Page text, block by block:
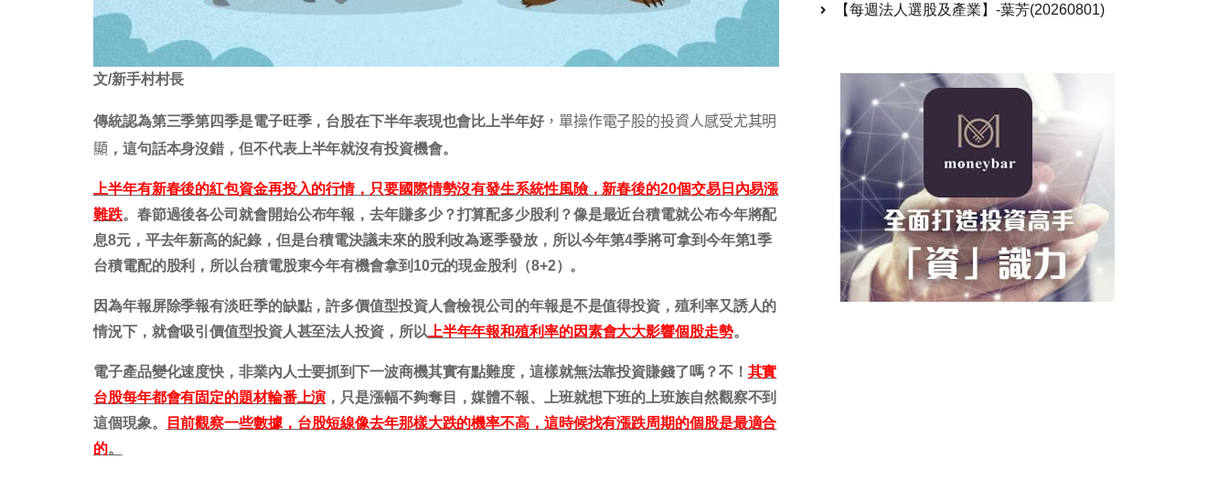
文/新手村村長
傳統認為第三季第四季是電子旺季，台股在下半年表現也會比上半年好，單操作電子股的投資人感受尤其明
顯 ，這句話本身沒錯，但不代表上半年就沒有投資機會。
上半年有新春後的紅包資金再投入的行情，只要國際情勢沒有發生系統性風險，新春後的20個交易日內易漲
難跌。春節過後各公司就會開始公布年報，去年賺多少？打算配多少股利？像是最近台積電就公布今年將配
息8元，平去年新高的紀錄，但是台積電決議未來的股利改為逐季發放，所以今年第4季將可拿到今年第1季
台積電配的股利，所以台積電股東今年有機會拿到10元的現金股利（8+2）。
因為年報屏除季報有淡旺季的缺點，許多價值型投資人會檢視公司的年報是不是值得投資，殖利率又誘人的
情況下，就會吸引價值型投資人甚至法人投資，所以 上半年年報和殖利率的因素會大大影響個股走勢。
電子產品變化速度快，非業內人士要抓到下一波商機其實有點難度，這樣就無法靠投資賺錢了嗎？不！ 其實
台股每年都會有固定的題材輪番上演 ，只是漲幅不夠奪目，媒體不報、上班就想下班的上班族自然觀察不到
這個現象。
目前觀察一些數據，台股短線像去年那樣大跌的機率不高，這時候找有漲跌周期的個股是最適合
的。
【每週法人選股及產業】-葉芳(20260801)